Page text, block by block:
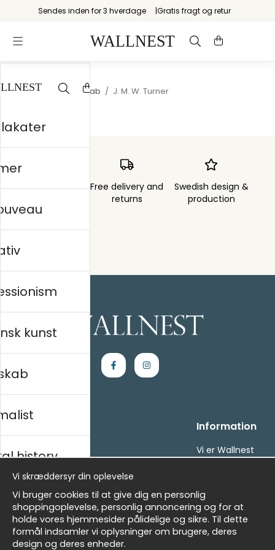
Sendes inden for 3 hverdage Gratis fragt og retur
Startsiden Landskab / J. M. W. Turner
Order sent within Free delivery and
returns
Swedish design &
production
Kontakt os
- Returer och återbetalningar
- Leverans - enkelt, snabbt &amp; gratis
Om cookies
Mine favoritter
Information
Vi er Wallnest
Nyhedsbrev
kunst
history
Vi skræddersyr din oplevelse
Vi bruger cookies til at give dig en personlig
shoppingoplevelse, personlig annoncering og for at
holde vores hjemmesider pålidelige og sikre. Til dette
formål indsamler vi oplysninger om brugere, deres
design og deres enheder.